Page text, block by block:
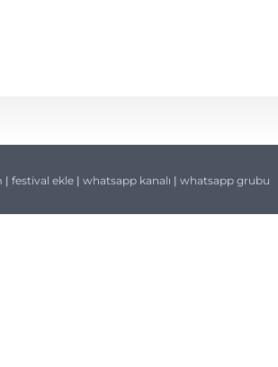
| festival ekle| whatsapp kanalı | whatsapp grubu